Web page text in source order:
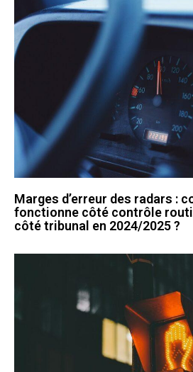
Marges d’erreur des radars :
fonctionne côté contrôle
côté tribunal en 2024/2025 ?